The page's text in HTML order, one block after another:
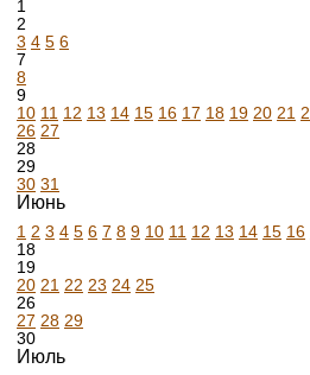
1
2
3 4 5 6
7
8
9
10 11 12 13 14 15 16 17 18 19 20 21
26 27
28
29
30 31
Июнь
1 2 3 4 5 6 7 8 9 10 11 12 13 14 15 16
18
19
20 21 22 23 24 25
26
27 28 29
30
Июль